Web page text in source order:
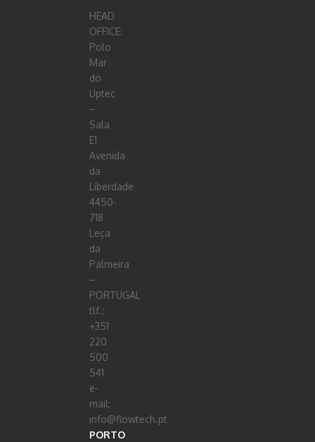
HEAD
OFFICE:
Polo
Mar
do
Uptec
–
Sala
E1
Avenida
da
Liberdade
4450-
718
Leça
da
Palmeira
–
PORTUGAL
tlf.:
+351
220
500
541
e-
mail:
info@flowtech.pt
PORTO